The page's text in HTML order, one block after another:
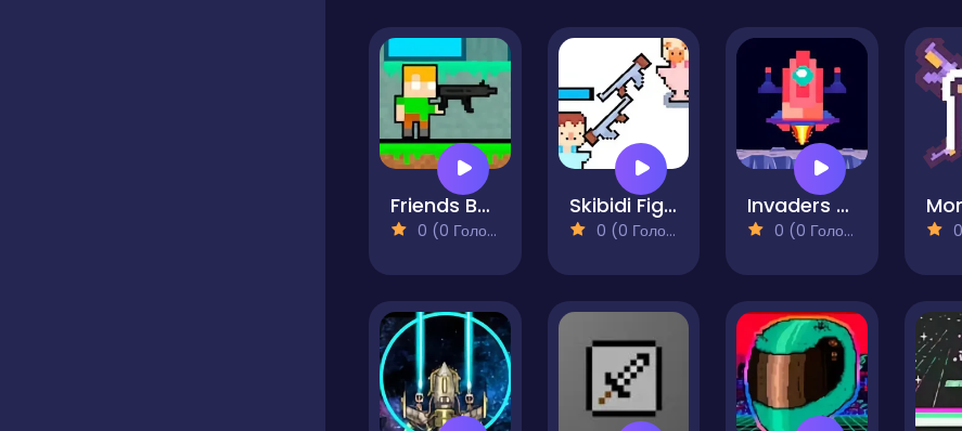
Friends Battle Gunwars
0 (0 Голосів)
Skibidi Fight
0 (0 Голосів)
Invaders War
0 (0 Голосів)